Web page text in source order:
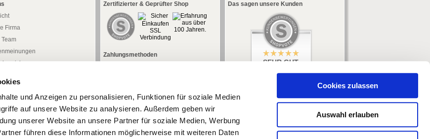
und Anzeigen zu personalisieren, Funktionen für soziale Medien
auf unsere Website zu analysieren. Außerdem geben wir
unserer Website an unsere Partner für soziale Medien, Werbung
führen diese Informationen möglicherweise mit weiteren Daten
Cookies zulassen
Auswahl erlauben
Firma
Team
Zertifizierter & Geprüfter Shop
Zahlungsmethoden
Das sagen unsere Kunden
SEHR GUT